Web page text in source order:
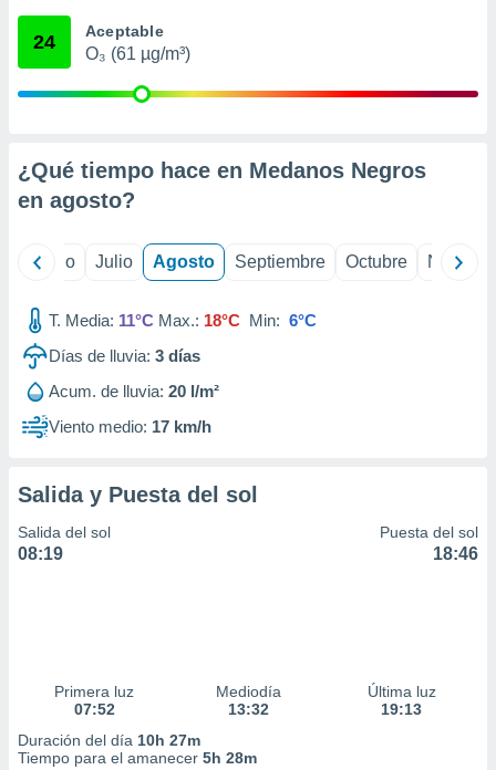
mediante
publicidad
1199
24 Aceptable
O₃ (61 µg/m³)
¿Qué tiempo hace en Medanos Negros
en agosto?
Junio Julio Agosto Septiembre Octubre
T. Media: 11°C Max.: 18°C Min: 6°C
Días de lluvia: 3 días
Acum. de lluvia: 20 l/m²
Viento medio: 17 km/h
Salida y Puesta del sol
Salida del sol
08:19
Puesta del sol
18:46
Primera luz
07:52
Mediodía
13:32
Última luz
19:13
Duración del día 10h 27m
Tiempo para el amanecer 5h 28m